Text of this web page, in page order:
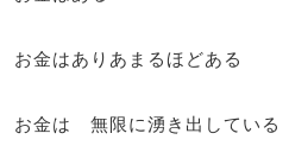
お金はありあまるほどある
お金は 無限に湧き出している